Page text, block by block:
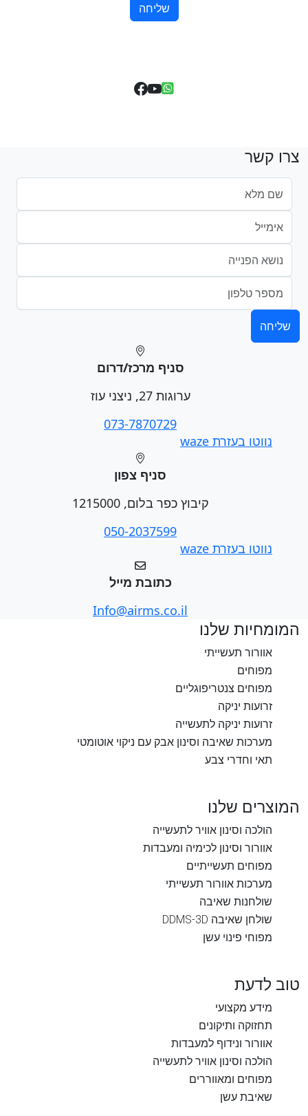
שליחה
סניף מרכז/דרום
ערוגות 27, ניצני עוז
073-7870729
נווטו בעזרת waze
סניף צפון
קיבוץ כפר בלום, 1215000
050-2037599
נווטו בעזרת waze
כתובת מייל
Info@airms.co.il
צרו קשר
המומחיות שלנו
אוורור תעשייתי
מפוחים
מפוחים צנטריפוגליים
זרועות יניקה
זרועות יניקה לתעשייה
מערכות שאיבה וסינון אבק עם ניקוי אוטומטי
תאי וחדרי צבע
המוצרים שלנו
הולכה וסינון אוויר לתעשייה
אוורור וסינון לכימיה ומעבדות
מפוחים תעשייתיים
מערכות אוורור תעשייתי
שולחנות שאיבה
שולחן שאיבה DDMS-3D
מפוחי פינוי עשן
טוב לדעת
מידע מקצועי
תחזוקה ותיקונים
אוורור ונידוף למעבדות
הולכה וסינון אוויר לתעשייה
מפוחים ומאווררים
שאיבת עשן